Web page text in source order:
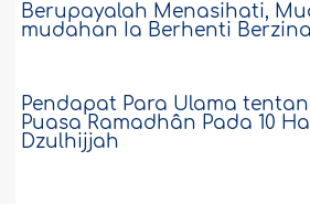
Berupayalah Menasihati,
mudahan Ia Berhenti Berzina
Pendapat Para Ulama
Puasa Ramadhân Pada 10
Dzulhijjah